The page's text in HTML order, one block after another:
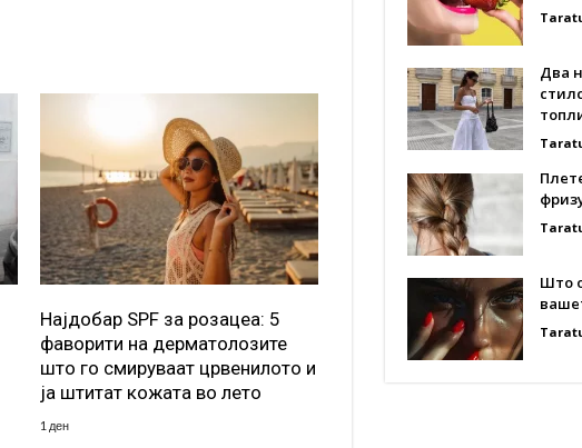
Најдобар SPF за розацеа: 5
фаворити на дерматолозите
што го смируваат црвенилото и
ја штитат кожата во лето
1 ден
Два
Што